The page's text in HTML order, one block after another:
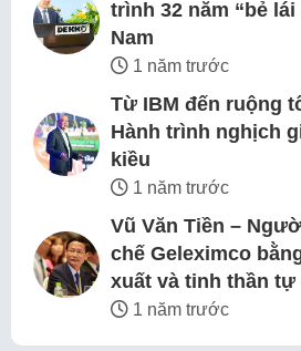
trình 32 năm “bẻ
Nam
1 năm trước
Từ IBM đến ruộng
Hành trình nghịch
kiều
1 năm trước
Vũ Văn Tiền –
chế Geleximco
xuất và tinh thần
1 năm trước